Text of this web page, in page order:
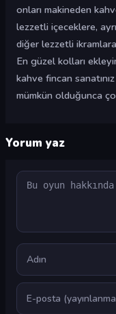
onları makineden
lezzetli içeceklere,
diğer lezzetli
En güzel kolları
kahve fincan
mümkün olduğunca
Yorum yaz
Yorum
Ad
E-posta